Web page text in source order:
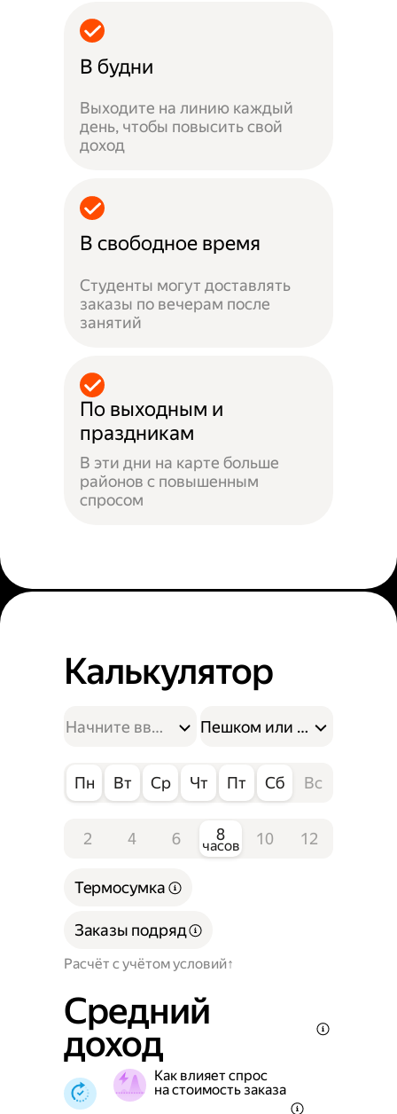
В будни
Выходите на линию каждый
день, чтобы повысить свой
доход
В свободное время
Студенты могут доставлять
заказы по вечерам после
занятий
По выходным и
праздникам
В эти дни на карте больше
районов с повышенным
спросом
Калькулятор
Пешком или на
Пн Вт Ср Чт Пт Сб Вс
2 4 6 8
часов 10 12
Расчёт с учётом условий
Термосумка
Заказы подряд
Средний
доход
Как влияет спрос
на стоимость заказа